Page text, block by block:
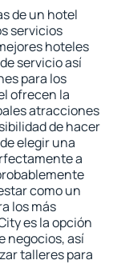
de un hotel
servicios
hoteles
servicio así
para los
ofrecen la
atracciones
de hacer
elegir una
a
como un
los más
es la opción
negocios, así
talleres para